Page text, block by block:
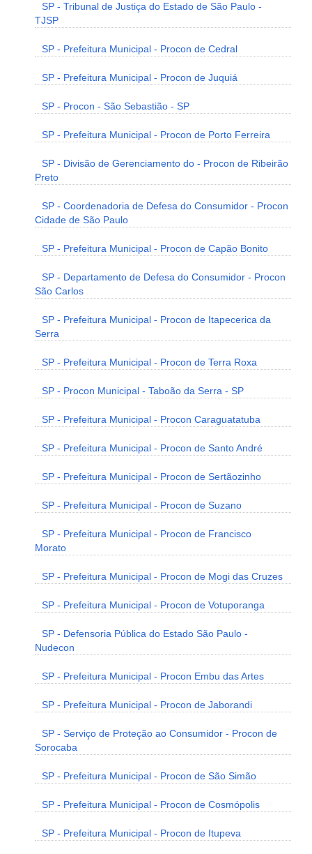
SP - Tribunal de Justiça do Estado de São Paulo -
TJSP
SP - Prefeitura Municipal - Procon de Cedral
SP - Prefeitura Municipal - Procon de Juquiá
SP - Procon - São Sebastião - SP
SP - Prefeitura Municipal - Procon de Porto Ferreira
SP - Divisão de Gerenciamento do - Procon de Ribeirão
Preto
SP - Coordenadoria de Defesa do Consumidor - Procon
Cidade de São Paulo
SP - Prefeitura Municipal - Procon de Capão Bonito
SP - Departamento de Defesa do Consumidor - Procon
São Carlos
SP - Prefeitura Municipal - Procon de Itapecerica da
Serra
SP - Prefeitura Municipal - Procon de Terra Roxa
SP - Procon Municipal - Taboão da Serra - SP
SP - Prefeitura Municipal - Procon Caraguatatuba
SP - Prefeitura Municipal - Procon de Santo André
SP - Prefeitura Municipal - Procon de Sertãozinho
SP - Prefeitura Municipal - Procon de Suzano
SP - Prefeitura Municipal - Procon de Francisco
Morato
SP - Prefeitura Municipal - Procon de Mogi das Cruzes
SP - Prefeitura Municipal - Procon de Votuporanga
SP - Defensoria Pública do Estado São Paulo -
Nudecon
SP - Prefeitura Municipal - Procon Embu das Artes
SP - Prefeitura Municipal - Procon de Jaborandi
SP - Serviço de Proteção ao Consumidor - Procon de
Sorocaba
SP - Prefeitura Municipal - Procon de São Simão
SP - Prefeitura Municipal - Procon de Cosmópolis
SP - Prefeitura Municipal - Procon de Itupeva